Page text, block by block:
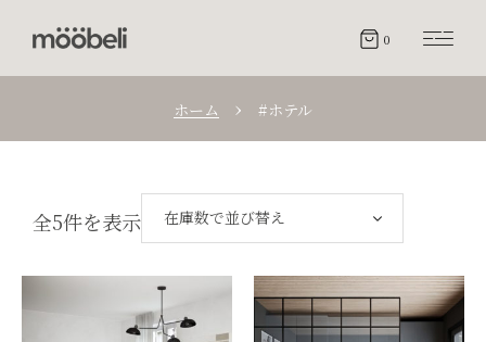
0
ホーム #ホテル
全5件を表示 在庫数で並び替え